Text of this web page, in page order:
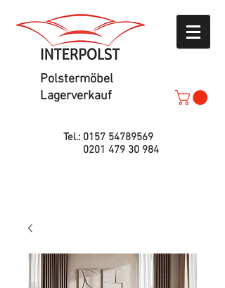
Polstermöbel
Lagerverkauf
Tel.: 0157 54789569
0201 479 30 984